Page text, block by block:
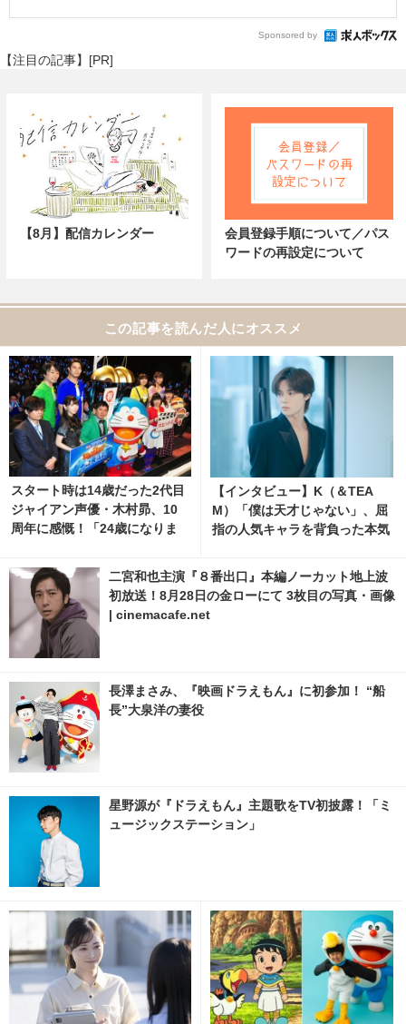
Sponsored by
【注目の記事】[PR]
【8月】配信カレンダー
会員登録手順について／パス
ワードの再設定について
この記事を読んだ人にオススメ
スタート時は14歳だった2代目
ジャイアン声優・木村昴、10
周年に感慨！「24歳になりま
【インタビュー】K（＆TEA
M）「僕は天才じゃない」、屈
指の人気キャラを背負った本気
nemacafe.net
二宮和也主演『８番出口』本編ノーカット地上波
初放送！8月28日の金ローにて 3枚目の写真・画像
| cinemacafe.net
長澤まさみ、『映画ドラえもん』に初参加！ “船
長”大泉洋の妻役
星野源が『ドラえもん』主題歌をTV初披露！「ミ
ュージックステーション」